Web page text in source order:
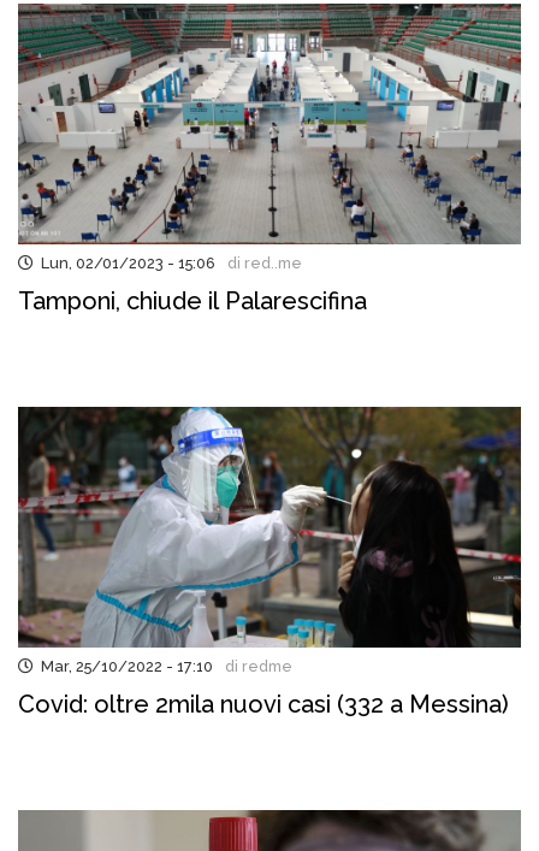
Lun, 02/01/2023 - 15:06 di red..me
Tamponi, chiude il Palarescifina
Mar, 25/10/2022 - 17:10 di redme
Covid: oltre 2mila nuovi casi (332 a Messina)